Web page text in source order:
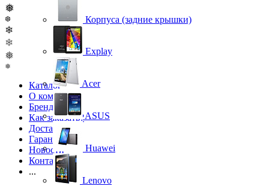
❅
❆
❄
❄
❅
❅
Каталог
О компании
Бренды
Как заказать?
Доставка
Гарантия
Новости
Контакты
...
Корпуса (задние крышки)
Explay
Acer
ASUS
Huawei
Lenovo